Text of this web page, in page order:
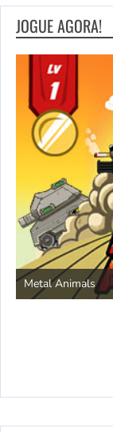
JOGUE AGORA!
Metal Animals